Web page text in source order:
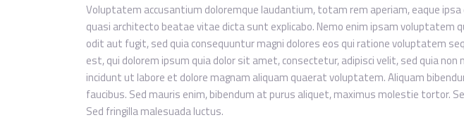
Voluptatem accusantium doloremque laudantium, totam rem aperiam, eaque
quasi architecto beatae vitae dicta sunt explicabo. Nemo enim ipsam voluptatem
odit aut fugit, sed quia consequuntur magni dolores eos qui ratione voluptatem
est, qui dolorem ipsum quia dolor sit amet, consectetur, adipisci velit, sed quia
incidunt ut labore et dolore magnam aliquam quaerat voluptatem. Aliquam
faucibus. Sed mauris enim, bibendum at purus aliquet, maximus molestie tortor.
Sed fringilla malesuada luctus.